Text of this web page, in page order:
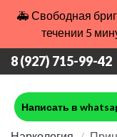
🚑 Свободная
течении 5
8 (927) 715-99-42
Написать в